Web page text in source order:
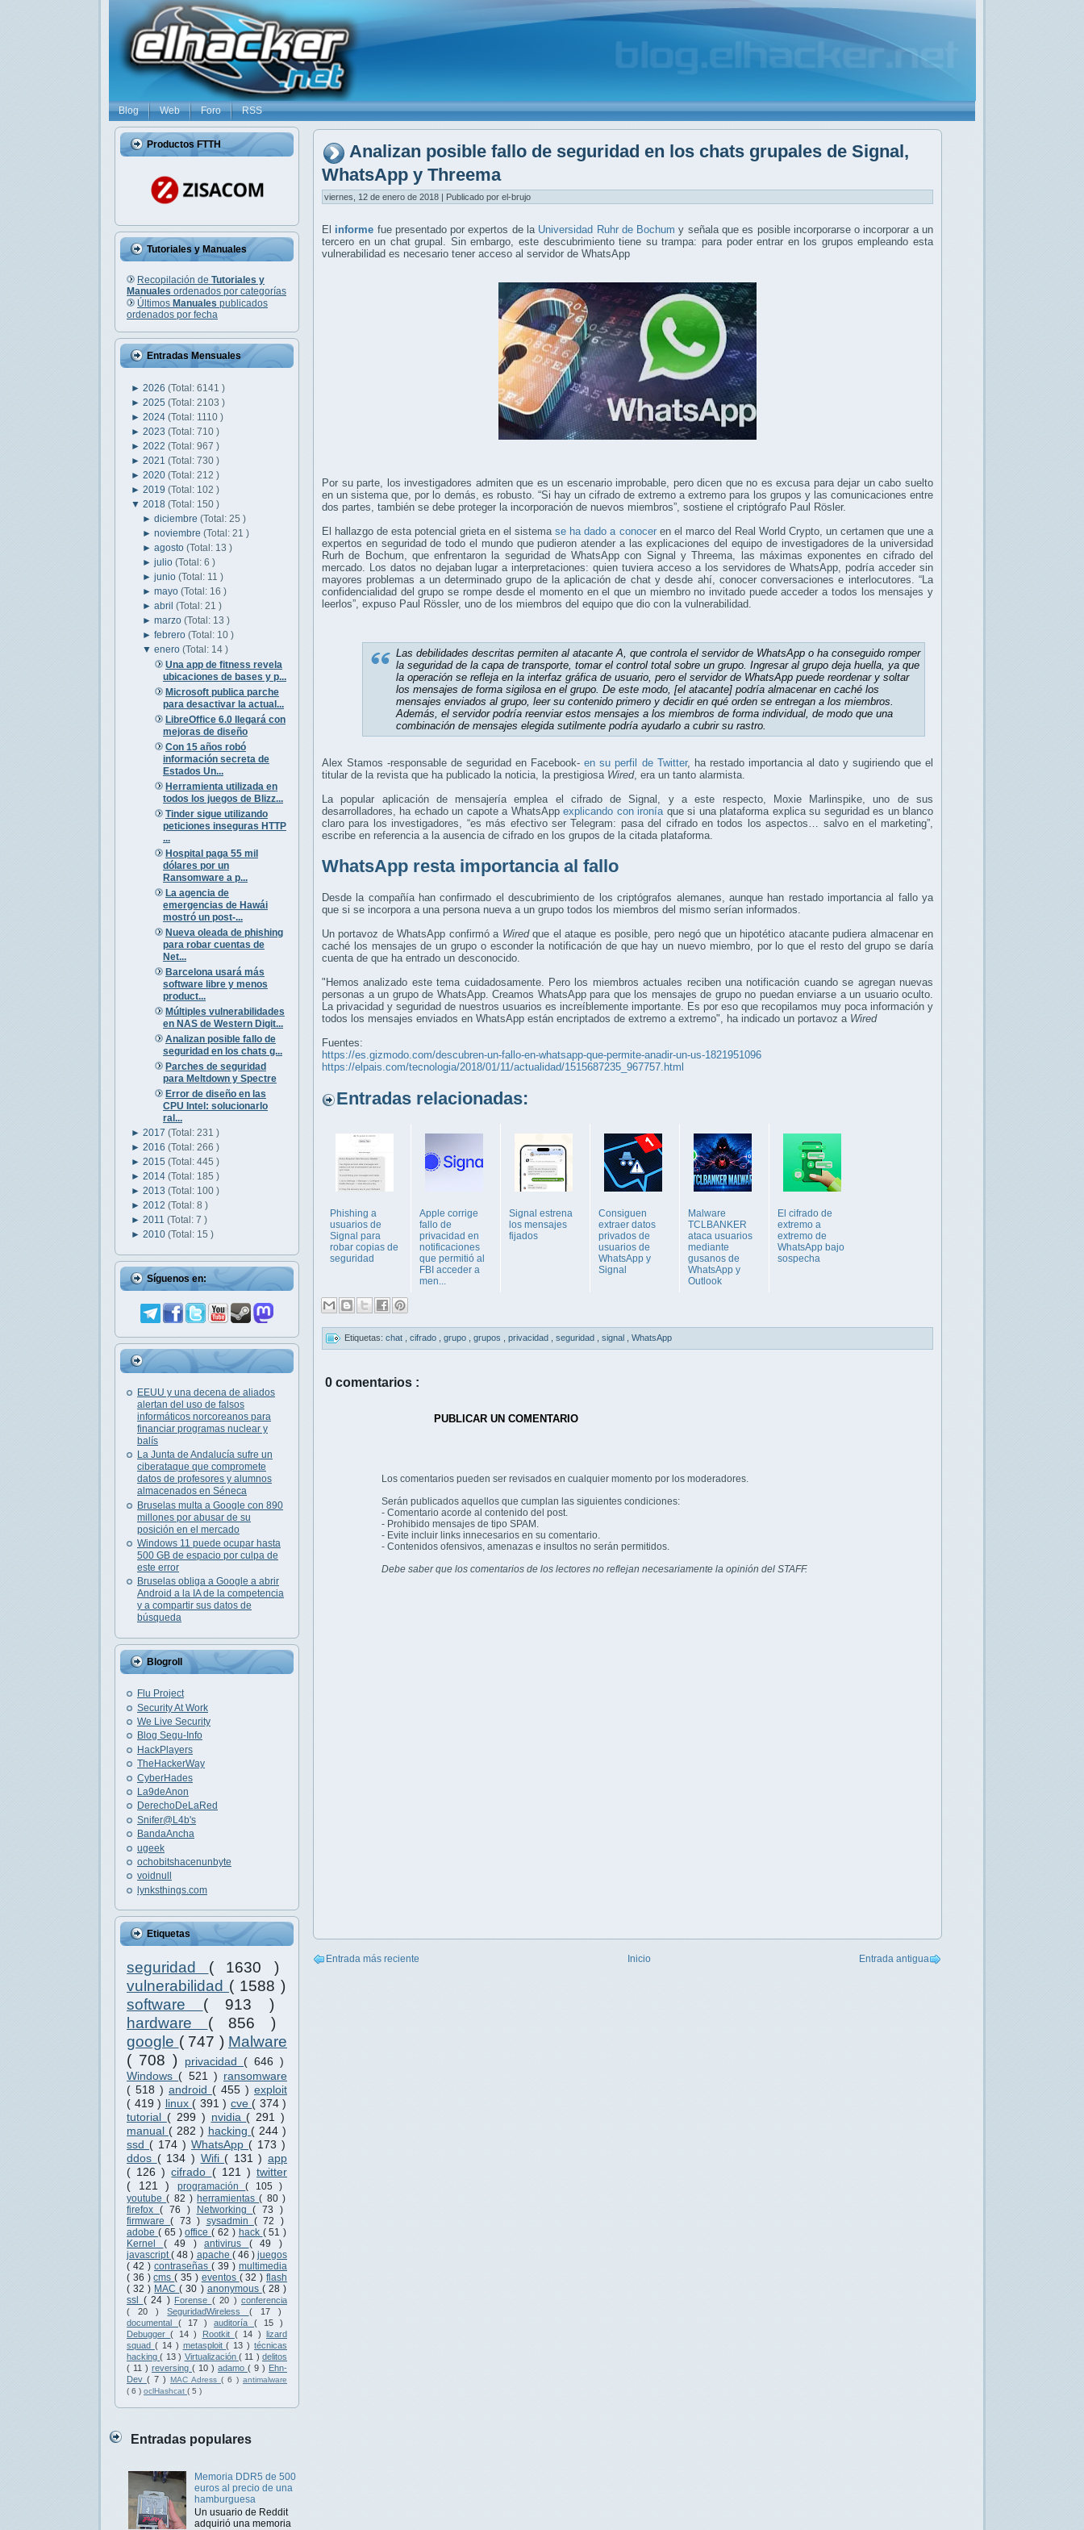
Blog Web Foro RSS
Productos FTTH
Tutoriales y Manuales
Recopilación de Tutoriales y
Manuales ordenados por categorías
Últimos Manuales publicados
ordenados por fecha
Entradas Mensuales
► 2026 (Total: 6141 )
► 2025 (Total: 2103 )
► 2024 (Total: 1110 )
► 2023 (Total: 710 )
► 2022 (Total: 967 )
► 2021 (Total: 730 )
► 2020 (Total: 212 )
► 2019 (Total: 102 )
▼ 2018 (Total: 150 )
►diciembre(Total: 25 )
►noviembre(Total: 21 )
►agosto(Total: 13 )
►julio(Total: 6 )
►junio(Total: 11 )
►mayo(Total: 16 )
►abril(Total: 21 )
►marzo(Total: 13 )
►febrero(Total: 10 )
▼enero(Total: 14 )
Una app de fitness revela
ubicaciones de bases y p...
Microsoft publica parche
para desactivar la actual...
LibreOffice 6.0 llegará con
mejoras de diseño
Con 15 años robó
información secreta de
Estados Un...
Herramienta utilizada en
todos los juegos de Blizz...
Tinder sigue utilizando
peticiones inseguras HTTP
...
Hospital paga 55 mil
dólares por un
Ransomware a p...
La agencia de
emergencias de Hawái
mostró un post-...
Nueva oleada de phishing
para robar cuentas de
Net...
Barcelona usará más
software libre y menos
product...
Múltiples vulnerabilidades
en NAS de Western Digit...
Analizan posible fallo de
seguridad en los chats g...
Parches de seguridad
para Meltdown y Spectre
Error de diseño en las
CPU Intel: solucionarlo
ral...
► 2017 (Total: 231 )
► 2016 (Total: 266 )
► 2015 (Total: 445 )
► 2014 (Total: 185 )
► 2013 (Total: 100 )
► 2012 (Total: 8 )
► 2011 (Total: 7 )
► 2010 (Total: 15 )
Síguenos en:
EEUU y una decena de aliados
alertan del uso de falsos
informáticos norcoreanos para
financiar programas nuclear y
balís
La Junta de Andalucía sufre un
ciberataque que compromete
datos de profesores y alumnos
almacenados en Séneca
Bruselas multa a Google con 890
millones por abusar de su
posición en el mercado
Windows 11 puede ocupar hasta
500 GB de espacio por culpa de
este error
Bruselas obliga a Google a abrir
Android a la IA de la competencia
y a compartir sus datos de
búsqueda
Blogroll
Flu Project
Security At Work
We Live Security
Blog Segu-Info
HackPlayers
TheHackerWay
CyberHades
La9deAnon
DerechoDeLaRed
Snifer@L4b's
BandaAncha
ugeek
ochobitshacenunbyte
voidnull
lynksthings.com
Etiquetas
seguridad ( 1630 )
vulnerabilidad ( 1588 )
software ( 913 )
hardware ( 856 )
google ( 747 ) Malware
( 708 )
privacidad ( 646 )
Windows ( 521 ) ransomware
( 518 ) android ( 455 ) exploit
( 419 ) linux ( 391 ) cve ( 374 )
tutorial ( 299 ) nvidia ( 291 )
manual ( 282 ) hacking ( 244 )
ssd ( 174 ) WhatsApp ( 173 )
ddos ( 134 ) Wifi ( 131 ) app
( 126 )cifrado ( 121 )twitter
( 121 ) programación( 105 )
youtube( 82 ) herramientas( 80 )
firefox ( 76 ) Networking( 73 )
firmware( 73 ) sysadmin ( 72 )
adobe ( 65 )office( 62 ) hack ( 51 )
Kernel ( 49 ) antivirus ( 49 )
javascript( 48 ) apache ( 46 ) juegos
( 42 ) contraseñas ( 39 ) multimedia
( 36 )cms( 35 ) eventos ( 32 )flash
( 32 ) MAC( 30 ) anonymous ( 28 )
ssl ( 24 ) Forense ( 20 ) conferencia
( 20 )SeguridadWireless ( 17 )
documental ( 17 ) auditoría ( 15 )
Debugger( 14 ) Rootkit ( 14 ) lizard
squad ( 14 ) metasploit( 13 ) técnicas
hacking( 13 ) Virtualización ( 11 ) delitos
( 11 ) reversing ( 10 ) adamo ( 9 ) Ehn-
Dev ( 7 ) MAC Adress ( 6 ) antimalware
( 6 ) oclHashcat ( 5 )
Entradas populares
Memoria DDR5 de 500
euros al precio de una
hamburguesa
Un usuario de Reddit
adquirió una memoria
Analizan posible fallo de seguridad en los chats grupales de Signal,
WhatsApp y Threema
viernes, 12 de enero de 2018 | Publicado por el-brujo
El informe fue presentado por expertos de la Universidad Ruhr de Bochum y señala que es posible incorporarse o incorporar a un
tercero en un chat grupal. Sin embargo, este descubrimiento tiene su trampa: para poder entrar en los grupos empleando esta
vulnerabilidad es necesario tener acceso al servidor de WhatsApp
Por su parte, los investigadores admiten que es un escenario improbable, pero dicen que no es excusa para dejar un cabo suelto
en un sistema que, por lo demás, es robusto. “Si hay un cifrado de extremo a extremo para los grupos y las comunicaciones entre
dos partes, también se debe proteger la incorporación de nuevos miembros”, sostiene el criptógrafo Paul Rösler.
El hallazgo de esta potencial grieta en el sistemase ha dado a conoceren el marco del Real World Crypto, un certamen que une a
expertos en seguridad de todo el mundo que pudieron atender a las explicaciones del equipo de investigadores de la universidad
Rurh de Bochum, que enfrentaron la seguridad de WhatsApp con Signal y Threema, las máximas exponentes en cifrado del
mercado. Los datos no dejaban lugar a interpretaciones: quien tuviera acceso a los servidores de WhatsApp, podría acceder sin
mayores problemas a un determinado grupo de la aplicación de chat y desde ahí, conocer conversaciones e interlocutores. “La
confidencialidad del grupo se rompe desde el momento en el que un miembro no invitado puede acceder a todos los mensajes y
leerlos”, expuso Paul Rössler, uno de los miembros del equipo que dio con la vulnerabilidad.
Las debilidades descritas permiten al atacante A, que controla el servidor de WhatsApp o ha conseguido romper
la seguridad de la capa de transporte, tomar el control total sobre un grupo. Ingresar al grupo deja huella, ya que
la operación se refleja en la interfaz gráfica de usuario, pero el servidor de WhatsApp puede reordenar y soltar
los mensajes de forma sigilosa en el grupo. De este modo, [el atacante] podría almacenar en caché los
mensajes enviados al grupo, leer su contenido primero y decidir en qué orden se entregan a los miembros.
Además, el servidor podría reenviar estos mensajes a los miembros de forma individual, de modo que una
combinación de mensajes elegida sutilmente podría ayudarlo a cubrir su rastro.
Alex Stamos -responsable de seguridad en Facebook-en su perfil de Twitter, ha restado importancia al dato y sugiriendo que el
titular de la revista que ha publicado la noticia, la prestigiosa Wired, era un tanto alarmista.
La popular aplicación de mensajería emplea el cifrado de Signal, y a este respecto, Moxie Marlinspike, uno de sus
desarrolladores, ha echado un capote a WhatsAppexplicando con ironía que si una plataforma explica su seguridad es un blanco
claro para los investigadores, “es más efectivo ser Telegram: pasa del cifrado en todos los aspectos… salvo en el marketing”,
escribe en referencia a la ausencia de cifrado en los grupos de la citada plataforma.
WhatsApp resta importancia al fallo
Desde la compañía han confirmado el descubrimiento de los criptógrafos alemanes, aunque han restado importancia al fallo ya
que si se incorpora a una persona nueva a un grupo todos los miembros del mismo serían informados.
Un portavoz de WhatsApp confirmó a Wiredque el ataque es posible, pero negó que un hipotético atacante pudiera almacenar en
caché los mensajes de un grupo o esconder la notificación de que hay un nuevo miembro, por lo que el resto del grupo se daría
cuenta de que ha entrado un desconocido.
"Hemos analizado este tema cuidadosamente. Pero los miembros actuales reciben una notificación cuando se agregan nuevas
personas a un grupo de WhatsApp. Creamos WhatsApp para que los mensajes de grupo no puedan enviarse a un usuario oculto.
La privacidad y seguridad de nuestros usuarios es increíblemente importante. Es por eso que recopilamos muy poca información y
todos los mensajes enviados en WhatsApp están encriptados de extremo a extremo", ha indicado un portavoz a Wired
Fuentes:
https://es.gizmodo.com/descubren-un-fallo-en-whatsapp-que-permite-anadir-un-us-1821951096
https://elpais.com/tecnologia/2018/01/11/actualidad/1515687235_967757.html
Entradas relacionadas:
Phishing a
usuarios de
Signal para
robar copias de
seguridad
Apple corrige
fallo de
privacidad en
notificaciones
que permitió al
FBI acceder a
men...
Signal estrena
los mensajes
fijados
Consiguen
extraer datos
privados de
usuarios de
WhatsApp y
Signal
Malware
TCLBANKER
ataca usuarios
mediante
gusanos de
WhatsApp y
Outlook
El cifrado de
extremo a
extremo de
WhatsApp bajo
sospecha
Etiquetas: chat cifrado grupo grupos privacidad seguridad signal WhatsApp
0 comentarios :
PUBLICAR UN COMENTARIO
Los comentarios pueden ser revisados en cualquier momento por los moderadores.
Serán publicados aquellos que cumplan las siguientes condiciones:
- Comentario acorde al contenido del post.
- Prohibido mensajes de tipo SPAM.
- Evite incluir links innecesarios en su comentario.
- Contenidos ofensivos, amenazas e insultos no serán permitidos.
Debe saber que los comentarios de los lectores no reflejan necesariamente la opinión del STAFF.
Entrada más reciente Entrada antigua
Inicio